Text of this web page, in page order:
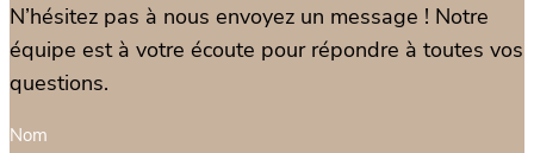
N’hésitez pas à nous envoyez un message ! Notre
équipe est à votre écoute pour répondre à toutes vos
questions.
F
Nom
S